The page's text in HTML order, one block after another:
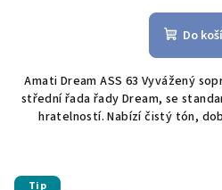
Do
Amati Dream ASS 63 Vyvážený
střední řada řady Dream, se
hratelností. Nabízí čistý tón,
Tip